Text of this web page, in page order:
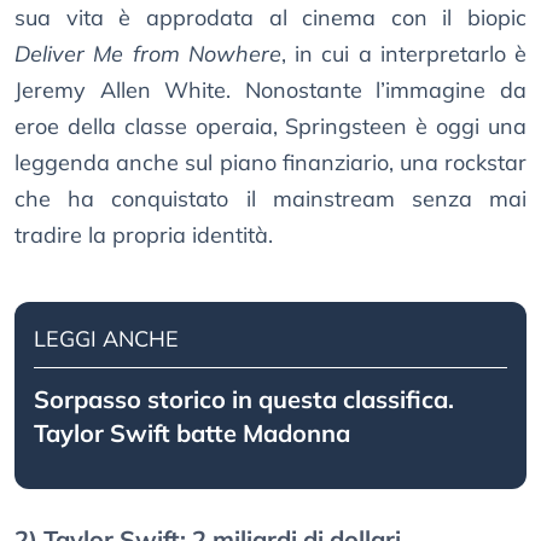
sua vita è approdata al cinema con il biopic
Deliver Me from Nowhere, in cui a interpretarlo è
Jeremy Allen White. Nonostante l’immagine da
eroe della classe operaia, Springsteen è oggi una
leggenda anche sul piano finanziario, una rockstar
che ha conquistato il mainstream senza mai
tradire la propria identità.
LEGGI ANCHE
Sorpasso storico in questa classifica.
Taylor Swift batte Madonna